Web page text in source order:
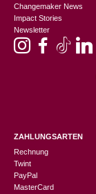
Changemaker News
Impact Stories
Newsletter
ZAHLUNGSARTEN
Rechnung
Twint
PayPal
MasterCard